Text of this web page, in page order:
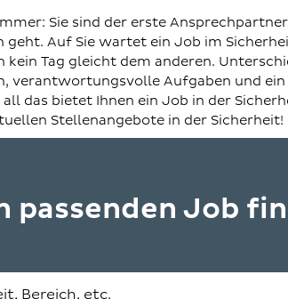
Sie sind der erste
geht. Auf Sie wartet ein Job im
kein Tag gleicht dem anderen.
verantwortungsvolle Aufgaben und ein
das bietet Ihnen ein Job in der
Stellenangebote in der Sicherheit!
passenden Job